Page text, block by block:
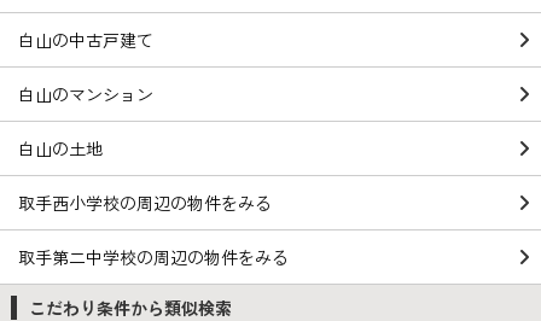
白山の中古戸建て
白山のマンション
白山の土地
取手西小学校の周辺の物件をみる
取手第二中学校の周辺の物件をみる
こだわり条件から類似検索